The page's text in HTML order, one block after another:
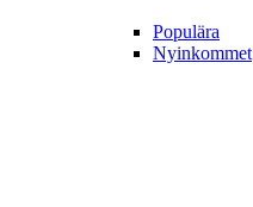
Populära
Nyinkommet